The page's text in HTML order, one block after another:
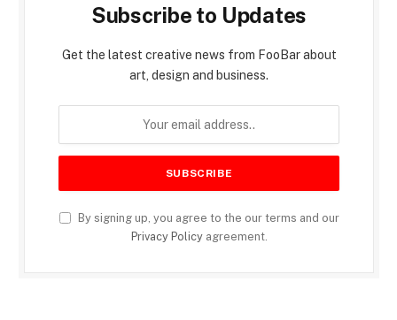
Subscribe to Updates
Get the latest creative news from FooBar about
art, design and business.
By signing up, you agree to the our terms and our
Privacy Policyagreement.